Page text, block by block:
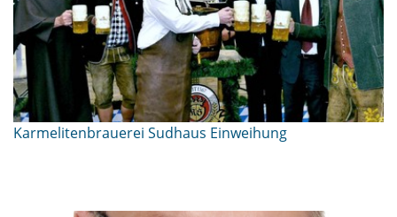
Karmelitenbrauerei Sudhaus Einweihung